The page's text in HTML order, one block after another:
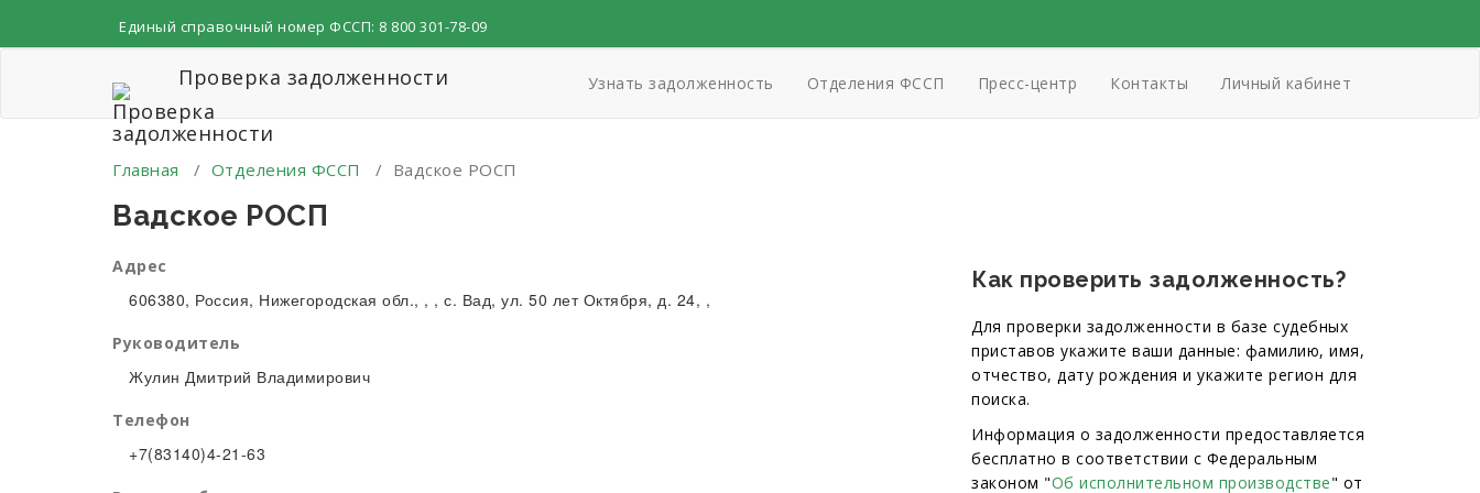
содержимому
Единый справочный номер ФССП: 8 800 301-78-09
Проверка задолженности Узнать задолженность Отделения ФССП Пресс-центр Контакты Личный кабинет
Главная / Отделения ФССП / Вадское РОСП
Вадское РОСП
Адрес
606380, Россия, Нижегородская обл., , , с. Вад, ул. 50 лет Октября, д. 24, ,
Руководитель
Жулин Дмитрий Владимирович
Телефон
+7(83140)4-21-63
Как проверить задолженность?
Для проверки задолженности в базе судебных
приставов укажите ваши данные: фамилию, имя,
отчество, дату рождения и укажите регион для
поиска.
Информация о задолженности предоставляется
бесплатно в соответствии с Федеральным
законом "Об исполнительном производстве" от